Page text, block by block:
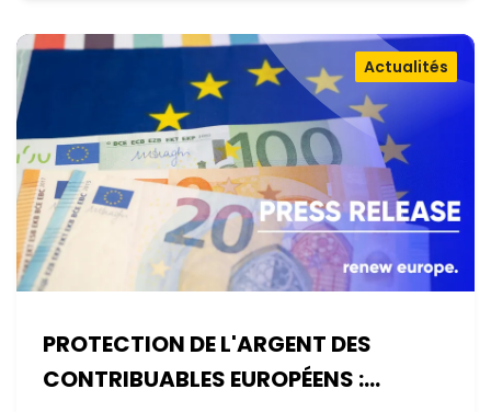
PROTECTION DE L'ARGENT DES
CONTRIBUABLES EUROPÉENS :
Actualités